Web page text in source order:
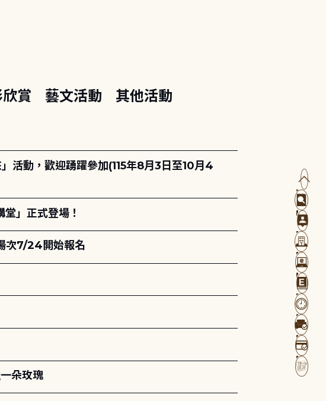
賞 藝文活動 其他活動
活動，歡迎踴躍參加(115年8月3日至10月4
」正式登場！
次7/24開始報名
朵玫瑰